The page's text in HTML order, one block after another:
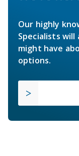
Our highly
Specialists
might have
options.